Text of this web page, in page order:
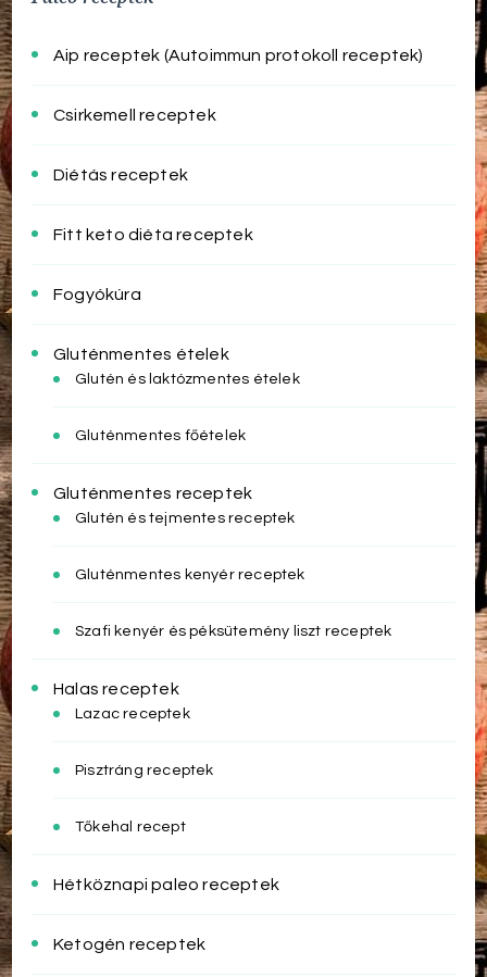
Aip receptek (Autoimmun protokoll receptek)
Csirkemell receptek
Diétás receptek
Fitt keto diéta receptek
Fogyókúra
Gluténmentes ételek
Glutén és laktózmentes ételek
Gluténmentes főételek
Gluténmentes receptek
Glutén és tejmentes receptek
Gluténmentes kenyér receptek
Szafi kenyér és péksütemény liszt receptek
Halas receptek
Lazac receptek
Pisztráng receptek
Tőkehal recept
Hétköznapi paleo receptek
Ketogén receptek